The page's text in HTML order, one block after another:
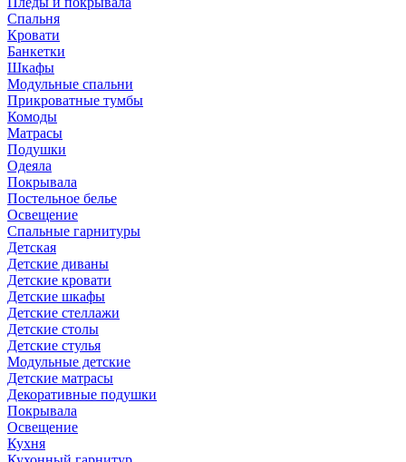
Спальня
Кровати
Банкетки
Шкафы
Модульные спальни
Прикроватные тумбы
Комоды
Матрасы
Подушки
Одеяла
Покрывала
Постельное белье
Освещение
Спальные гарнитуры
Детская
Детские диваны
Детские кровати
Детские шкафы
Детские стеллажи
Детские столы
Детские стулья
Модульные детские
Детские матрасы
Декоративные подушки
Покрывала
Освещение
Кухня